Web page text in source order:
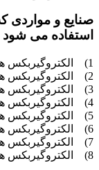
صنایع و مواردی
استفاده می شود
1) الکتروگیربکس های نوار نقاله
2) الکتروگیربکس های میکسر
3) الکتروگیربکس های صنایع فولاد
4) الکتروگیربکس های صنایع غذایی و بسته بندی
5) الکتروگیربکس های صنایع سیمان
6) الکتروگیربکس های صنایع داروسازی
7) الکتروگیربکس های صنایع کاشی و سرامیک
8) الکتروگیربکس های صنایع بسته بندی